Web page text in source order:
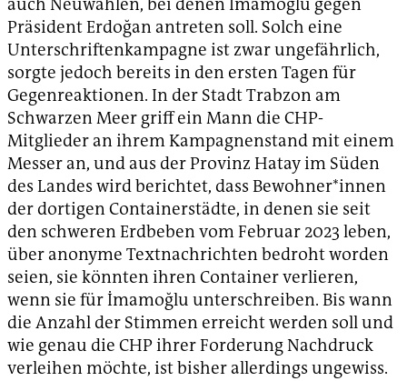
Präsident Erdoğan antreten soll. Solch eine
Unterschriftenkampagne ist zwar ungefährlich,
sorgte jedoch bereits in den ersten Tagen für
Gegenreaktionen. In der Stadt Trabzon am
Schwarzen Meer griff ein Mann die CHP-
Mitglieder an ihrem Kampagnenstand mit einem
Messer an, und aus der Provinz Hatay im Süden
des Landes wird berichtet, dass Bewohner*innen
der dortigen Containerstädte, in denen sie seit
den schweren Erdbeben vom Februar 2023 leben,
über anonyme Textnachrichten bedroht worden
seien, sie könnten ihren Container verlieren,
wenn sie für İmamoğlu unterschreiben. Bis wann
die Anzahl der Stimmen erreicht werden soll und
wie genau die CHP ihrer Forderung Nachdruck
verleihen möchte, ist bisher allerdings ungewiss.